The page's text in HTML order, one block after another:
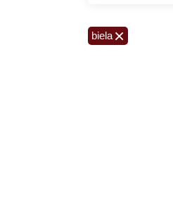
biela ×